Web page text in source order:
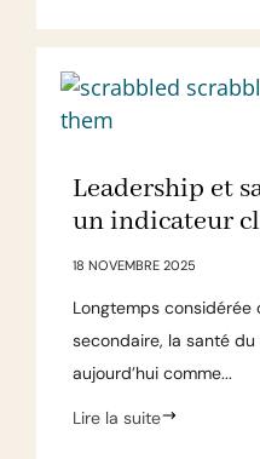
Leadership et
un indicateur
18 NOVEMBRE 2025
Longtemps considérée
secondaire, la santé du
aujourd’hui comme...
Lire la suite